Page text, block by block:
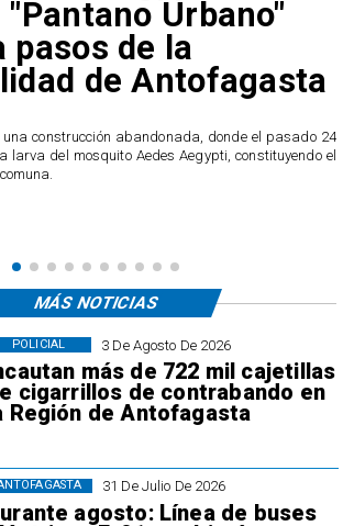
Urbano"
pasos de la
de Antofagasta
construcción abandonada, donde el pasado 24
larva del mosquito Aedes Aegypti, constituyendo el
3 De Agosto De 2026
más de 722 mil cajetillas
cigarrillos de contrabando en
Región de Antofagasta
POLICIAL
31 De Julio De 2026
agosto: Línea de buses
MÁS NOTICIAS